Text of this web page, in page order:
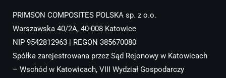
PRIMSON COMPOSITES POLSKA sp. z o.o.
Warszawska 40/2A, 40-008 Katowice
NIP 9542812963 | REGON 385670080
Spółka zarejestrowana przez Sąd Rejonowy w Katowicach
– Wschód w Katowicach, VIII Wydział Gospodarczy